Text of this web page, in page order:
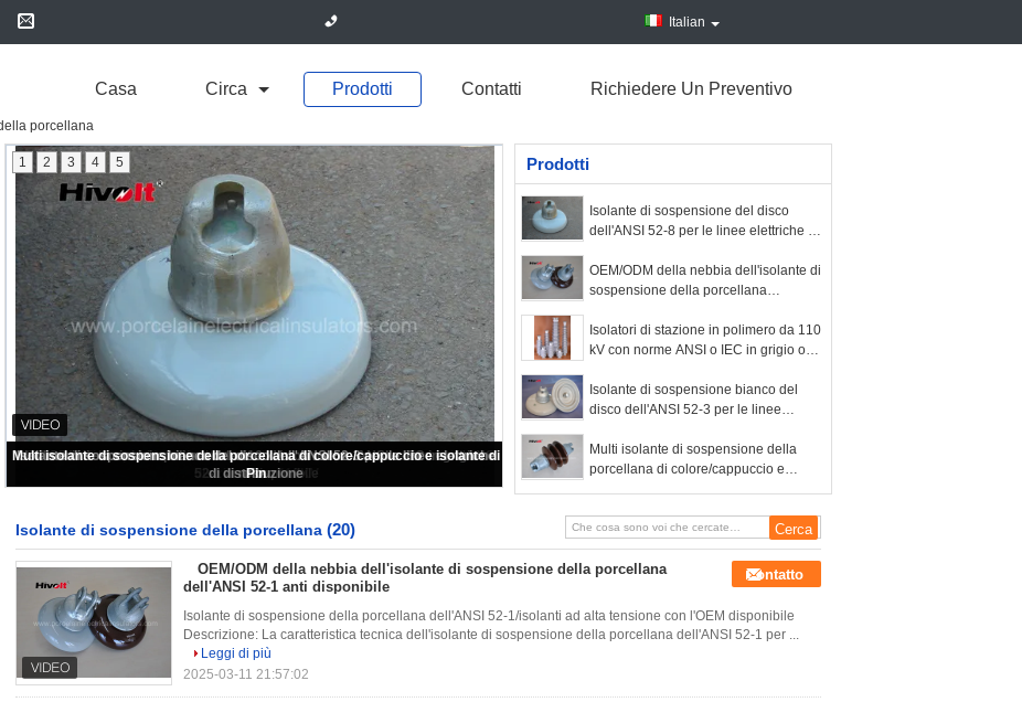
Italian
Casa Circa Prodotti Contatti Richiedere Un Preventivo
porcellana
Isolante di sospensione del disco dell'ANSI 52-8 per le linee elettriche di
distribuzione 110KV
1 2 3 4 5 Prodotti
Isolante di sospensione del disco
dell'ANSI 52-8 per le linee elettriche di
OEM/ODM della nebbia dell'isolante di
sospensione della porcellana
Isolatori di stazione in polimero da 110
kV con norme ANSI o IEC in grigio o
Isolante di sospensione bianco del
disco dell'ANSI 52-3 per le linee
Multi isolante di sospensione della
porcellana di colore/cappuccio e
Isolante di sospensione della porcellana (20)
OEM/ODM della nebbia dell'isolante di sospensione della porcellana
dell'ANSI 52-1 anti disponibile
Contatto
Isolante di sospensione della porcellana dell'ANSI 52-1/isolanti ad alta tensione con l'OEM disponibile
Descrizione: La caratteristica tecnica dell'isolante di sospensione della porcellana dell'ANSI 52-1 per ...
Leggi di più
2025-03-11 21:57:02